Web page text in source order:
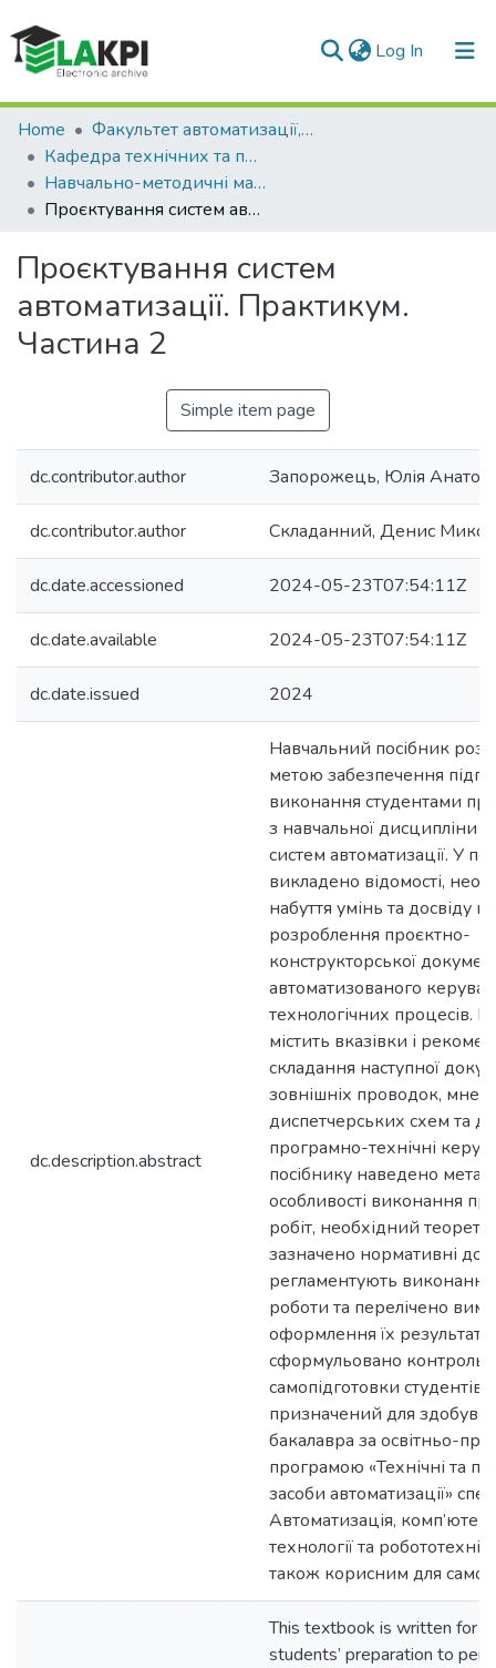
Log In (current)
Communities & Collections
All of DSpace
Statistics
Home
Факультет автоматизації, промислової інженерії та екології (ФАПІЕ)
Кафедра технічних та програмних засобів автоматизації (ТПЗА)
Навчально-методичні матеріали (ТПЗА)
Проєктування систем автоматизації. Практикум. Частина 2
Проєктування систем
автоматизації. Практикум.
Частина 2
Simple item page
dc.contributor.author Запорожець, Юлія
dc.contributor.author Складанний, Денис
dc.date.accessioned 2024-05-23T07:54:11Z
dc.date.available 2024-05-23T07:54:11Z
dc.date.issued 2024
dc.description.abstract
Навчальний посібник
метою забезпечення
виконання студентами
з навчальної дисципліни
систем автоматизації. У
викладено відомості,
набуття умінь та досвіду
розроблення проєктно-
конструкторської
автоматизованого
технологічних процесів.
містить вказівки і
складання наступної
зовнішніх проводок,
диспетчерських схем та
програмно-технічні
посібнику наведено мета,
особливості виконання
робіт, необхідний
зазначено нормативні
регламентують
роботи та перелічено
оформлення їх
сформульовано
самопідготовки студентів.
призначений для
бакалавра за освітньо-
програмою «Технічні та
засоби автоматизації»
Автоматизація,
технології та
також корисним для
This textbook is written for
students’ preparation to